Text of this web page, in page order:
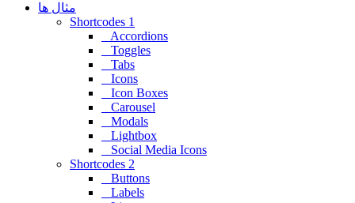
مثال ها
Shortcodes 1
Accordions
Toggles
Tabs
Icons
Icon Boxes
Carousel
Modals
Lightbox
Social Media Icons
Shortcodes 2
Buttons
Labels